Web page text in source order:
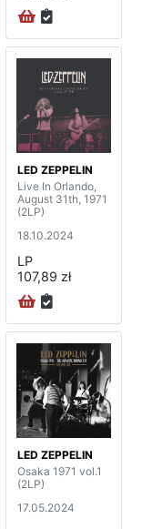
LED ZEPPELIN
Live In Orlando,
August 31th, 1971
(2LP)
18.10.2024
LP
107,89 zł
LED ZEPPELIN
Osaka 1971 vol.1
(2LP)
17.05.2024